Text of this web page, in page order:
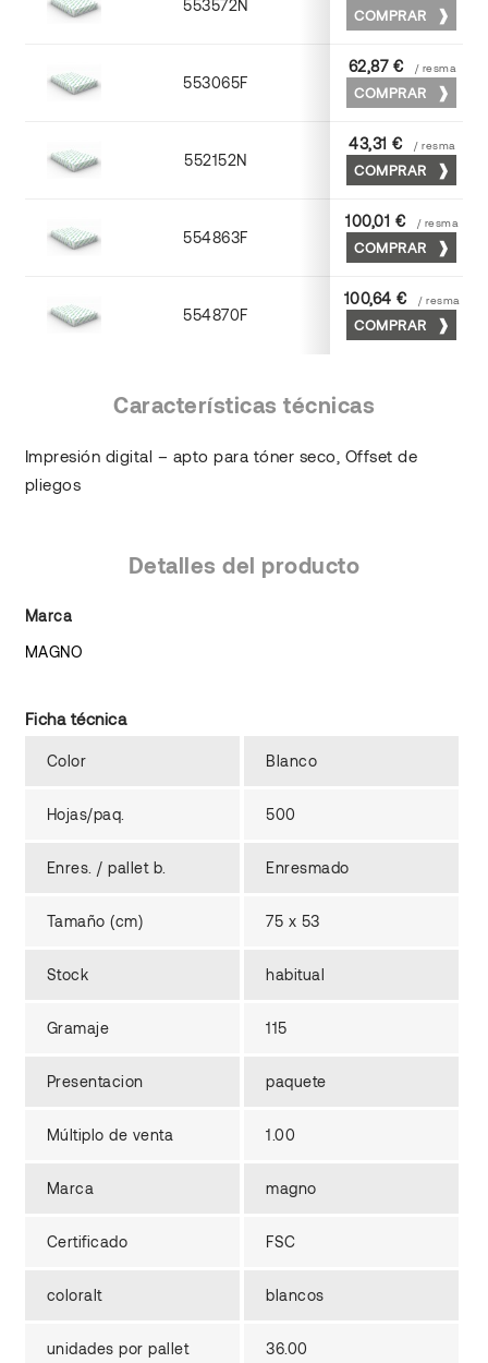
553572N
COMPRAR
553065F 65 x 90
62,87 € / resma
COMPRAR
552152N 52 x 70
43,31 € / resma
COMPRAR
554863F 63 x 88
100,01 € / resma
COMPRAR
554870F 70 x 100
100,64 € / resma
COMPRAR
Características técnicas
Impresión digital – apto para tóner seco, Offset de
pliegos
Detalles del producto
Marca
MAGNO
Ficha técnica
Color Blanco
Hojas/paq. 500
Enres. / pallet b. Enresmado
Tamaño (cm) 75 x 53
Stock habitual
Gramaje 115
Presentacion paquete
Múltiplo de venta 1.00
Marca magno
Certificado FSC
coloralt blancos
unidades por pallet 36.00